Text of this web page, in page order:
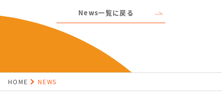
News一覧に戻る
HOME NEWS